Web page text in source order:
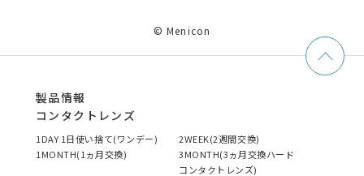
© Menicon
製品情報
コンタクトレンズ
1DAY 1日使い捨て(ワンデー)
2WEEK(2週間交換)
1MONTH(1ヵ月交換)
3MONTH(3ヵ月交換ハード
コンタクトレンズ)